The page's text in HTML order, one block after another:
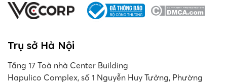
Trụ sở Hà Nội
Tầng 17 Toà nhà Center Building
Hapulico Complex, số 1 Nguyễn Huy Tưởng, Phường